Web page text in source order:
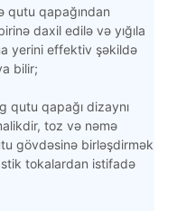
qutu qapağından
daxil edilə və yığıla
yerini effektiv şəkildə
bilir;
qutu qapağı dizaynı
toz və nəmə
gövdəsinə birləşdirmək
tokalardan istifadə